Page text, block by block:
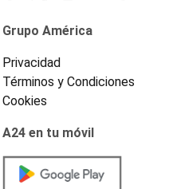
Grupo América
Privacidad
Términos y Condiciones
Cookies
A24 en tu móvil